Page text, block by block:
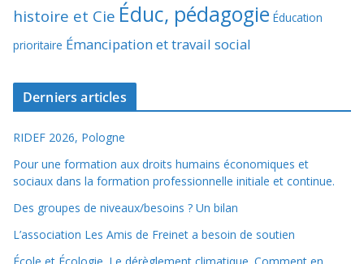
histoire et Cie Éduc, pédagogie Éducation
prioritaire Émancipation et travail social
Derniers articles
RIDEF 2026, Pologne
Pour une formation aux droits humains économiques et
sociaux dans la formation professionnelle initiale et continue.
Des groupes de niveaux/besoins ? Un bilan
L’association Les Amis de Freinet a besoin de soutien